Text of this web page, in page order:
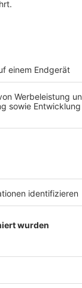
übertragbar.
Monheim,
sich bei dem
den
im Wert von bis
Um die
Kopie der
Einkäufe im
Mitte. Die
dem
Quittungen